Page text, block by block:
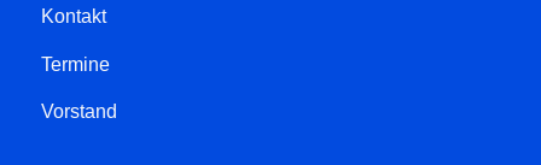
Kontakt
Termine
Vorstand